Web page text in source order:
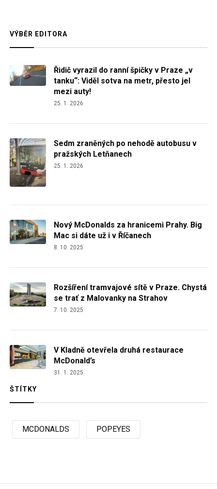
VÝBĚR EDITORA
Řidič vyrazil do ranní špičky v Praze „v
tanku“: Viděl sotva na metr, přesto jel
mezi auty!
25. 1. 2026
Sedm zraněných po nehodě autobusu v
pražských Letňanech
25. 1. 2026
Nový McDonalds za hranicemi Prahy. Big
Mac si dáte už i v Říčanech
8. 10. 2025
Rozšíření tramvajové sítě v Praze. Chystá
se trať z Malovanky na Strahov
7. 10. 2025
V Kladně otevřela druhá restaurace
McDonald’s
31. 1. 2025
ŠTÍTKY
MCDONALDS POPEYES